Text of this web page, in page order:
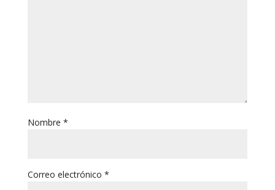
Nombre *
Correo electrónico *